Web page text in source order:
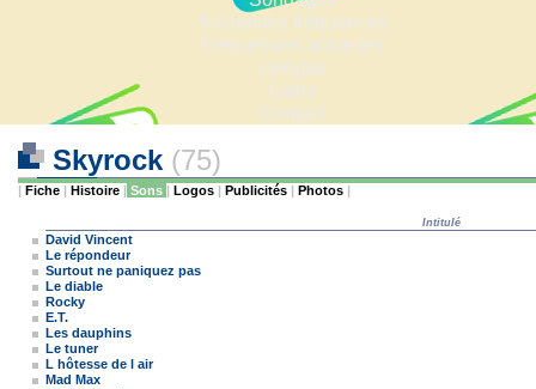
Anciennes fréquences
Fréquences actuelles
Lexique
Liens
Contact
Skyrock (75)
| Fiche | Histoire | Sons | Logos | Publicités | Photos |
Intitulé
David Vincent
Le répondeur
Surtout ne paniquez pas
Le diable
Rocky
E.T.
Les dauphins
Le tuner
L hôtesse de l air
Mad Max